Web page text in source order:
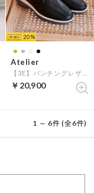
20
Atelier
￥20,900
1 ～ 6件 (全6件)